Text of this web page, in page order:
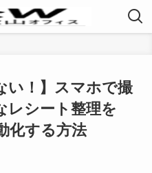
い！】スマホで撮
レシート整理を
化する方法